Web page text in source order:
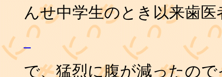
んせ中学生のとき以来歯
_
で、猛烈に腹が減ったの